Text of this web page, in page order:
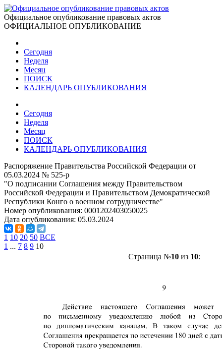
Официальное опубликование правовых актов
ОФИЦИАЛЬНОЕ ОПУБЛИКОВАНИЕ
Сегодня
Неделя
Месяц
ПОИСК
КАЛЕНДАРЬ ОПУБЛИКОВАНИЯ
Сегодня
Неделя
Месяц
ПОИСК
КАЛЕНДАРЬ ОПУБЛИКОВАНИЯ
Распоряжение Правительства Российской Федерации от
05.03.2024 № 525-р
"О подписании Соглашения между Правительством
Российской Федерации и Правительством Демократической
Республики Конго о военном сотрудничестве"
Номер опубликования: 0001202403050025
Дата опубликования: 05.03.2024
1 10 20 50 ВСЕ
1 ... 7 8 9 10
Страница №10из 10: